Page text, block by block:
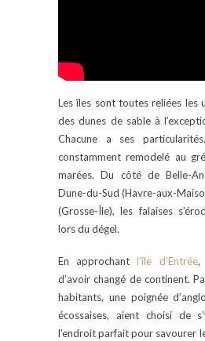
Les îles sont toutes reliées les
des dunes de sable à
Chacune a ses
constamment remodelé au
marées. Du côté de Belle-
Dune-du-Sud (Havre-aux-
(Grosse-Île), les falaises
lors du dégel.
En approchantl’île d’Entrée,
d’avoir changé de continent.
habitants, une poignée
écossaises, aient choisi de
l’endroit parfait pour savourer